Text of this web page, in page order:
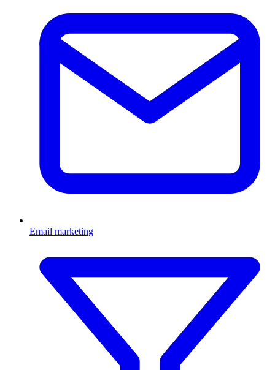
Email marketing